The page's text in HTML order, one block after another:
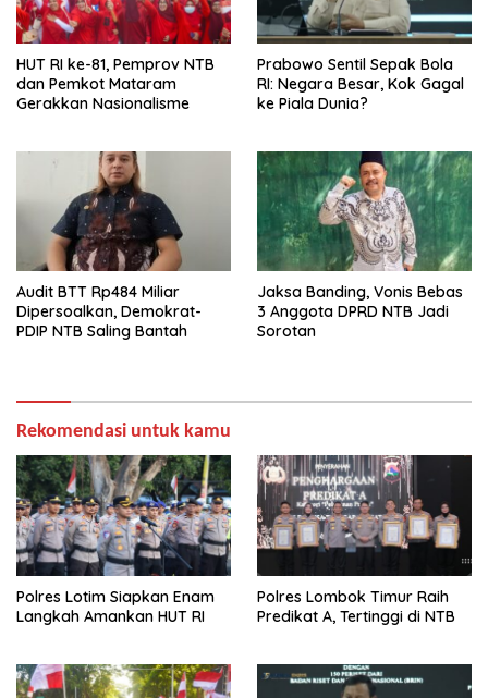
HUT RI ke-81, Pemprov NTB
dan Pemkot Mataram
Gerakkan Nasionalisme
Prabowo Sentil Sepak Bola
RI: Negara Besar, Kok Gagal
ke Piala Dunia?
Audit BTT Rp484 Miliar
Dipersoalkan, Demokrat-
PDIP NTB Saling Bantah
Jaksa Banding, Vonis Bebas
3 Anggota DPRD NTB Jadi
Sorotan
Rekomendasi untuk kamu
Polres Lotim Siapkan Enam
Langkah Amankan HUT RI
Polres Lombok Timur Raih
Predikat A, Tertinggi di NTB